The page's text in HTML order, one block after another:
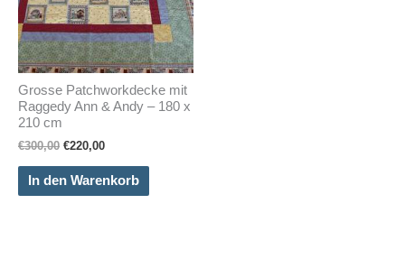
Grosse Patchworkdecke mit
Raggedy Ann & Andy – 180 x
210 cm
€300,00 Ursprünglicher
war:
€220,00Aktueller
ist:
€220,00.
In den Warenkorb